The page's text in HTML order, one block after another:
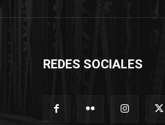
REDES SOCIALES